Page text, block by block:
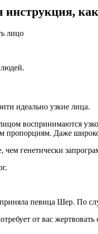
лицо
идеально узкие лица.
воспринимаются
Даже
чем генетически
певица Шер. По
от вас